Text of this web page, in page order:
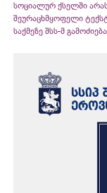
სოციალურ ქსელში
შეურაცხმყოფელი
საქმეზე შსს-მ